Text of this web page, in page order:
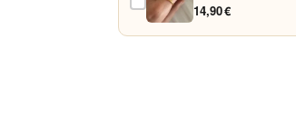
14,90 €